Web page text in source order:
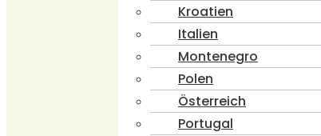
Kroatien
Italien
Montenegro
Polen
Österreich
Portugal